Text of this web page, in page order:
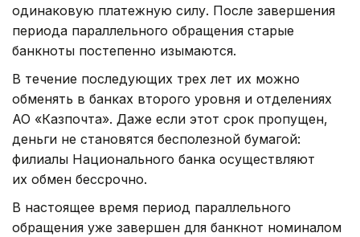
одинаковую платежную силу. После завершения
периода параллельного обращения старые
банкноты постепенно изымаются.
В течение последующих трех лет их можно
обменять в банках второго уровня и отделениях
АО «Казпочта». Даже если этот срок пропущен,
деньги не становятся бесполезной бумагой:
филиалы Национального банка осуществляют
их обмен бессрочно.
В настоящее время период параллельного
обращения уже завершен для банкнот номиналом